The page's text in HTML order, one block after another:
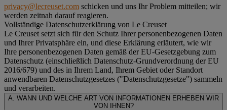
privacy@lecreuset.com schicken und uns Ihr Problem mitteilen; wir
werden zeitnah darauf reagieren.
Vollständige Datenschutzerklärung von Le Creuset
Le Creuset setzt sich für den Schutz Ihrer personenbezogenen Daten
und Ihrer Privatsphäre ein, und diese Erklärung erläutert, wie wir
Ihre personenbezogenen Daten gemäß der EU-Gesetzgebung zum
Datenschutz (einschließlich Datenschutz-Grundverordnung der EU
2016/679) und des in Ihrem Land, Ihrem Gebiet oder Standort
anwendbaren Datenschutzgesetzes ("Datenschutzgesetze") sammeln
und verarbeiten.
A. WANN UND WELCHE ART VON INFORMATIONEN ERHEBEN WIR
VON IHNEN?